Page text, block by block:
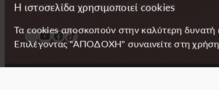
Handmade custom aprons & accessories
InstagramYouTube Facebook TikTok
Η ιστοσελίδα χρησιμοποιεί cookies
Τα cookies αποσκοπούν στην καλύτερη δυνατή
Επιλέγοντας "ΑΠΟΔΟΧΗ" συναινείτε στη